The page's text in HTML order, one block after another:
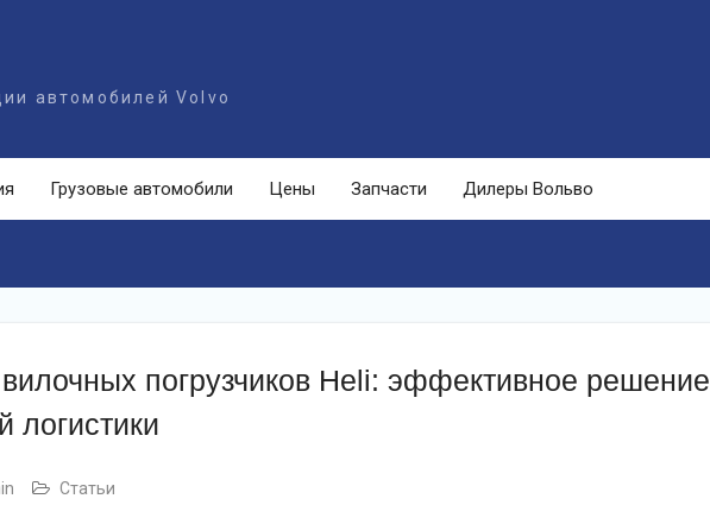
автомобилей Volvo
Грузовые автомобили Цены Запчасти Дилеры Вольво
погрузчиков Heli: эффективное решение
логистики
Статьи